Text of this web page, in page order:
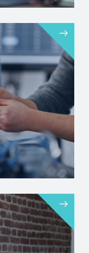
van
kosten